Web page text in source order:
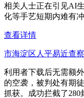
相关人士正在引见AI
化等手艺短期内难有
查看详情
市海淀区人平易近查
利用者下载后无需额
的空袭，被判处有期
抓获。成功拦截了280